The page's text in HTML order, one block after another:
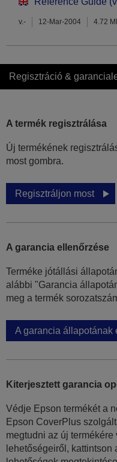
v.- 12-Mar-2004 4.72
Regisztráció &
A termék regisztrálása
Új termékének
most gombra.
Regisztráljon most
A garancia ellenőrzése
Terméke jótállási
alábbi "Garancia
meg a termék
A garancia állapotának
Kiterjesztett garancia
Védje Epson termékét a
Epson CoverPlus
megtudni az új
lehetőségeiről,